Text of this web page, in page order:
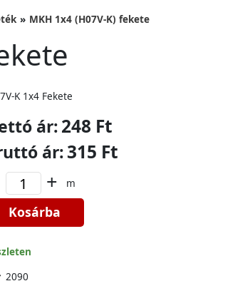
MKH 1x4 (H07V-K) fekete
K 1x4 Fekete
ár:248 Ft
ár:315 Ft
+ m
Kosárba
2090